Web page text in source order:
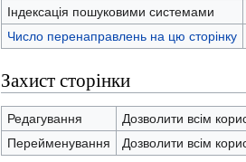
Індексація пошуковими системами
Число перенаправлень на цю сторінку
Захист сторінки
Редагування
Дозволити всім
Перейменування
Дозволити всім